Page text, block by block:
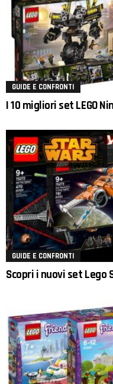
GUIDE E CONFRONTI
I 10 migliori set LEGO
GUIDE E CONFRONTI
Scopri i nuovi set Lego